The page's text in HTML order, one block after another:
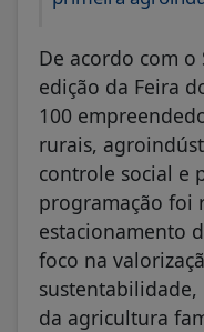
De acordo com o
edição da Feira
100
rurais,
controle social e
programação foi
estacionamento
foco na
da agricultura